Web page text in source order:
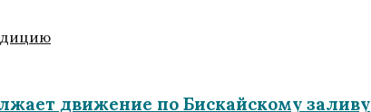
движение по Бискайскому заливу